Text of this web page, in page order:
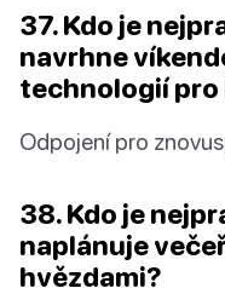
37. Kdo je
navrhne
technologií
Odpojení pro
38. Kdo je
naplánuje
hvězdami?